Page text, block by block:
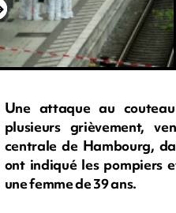
Une attaque au
plusieurs grièvement,
centrale de Hambourg,
ont indiqué les pompiers
une femme de 39 ans.